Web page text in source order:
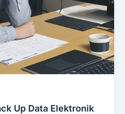
Up Data Elektronik